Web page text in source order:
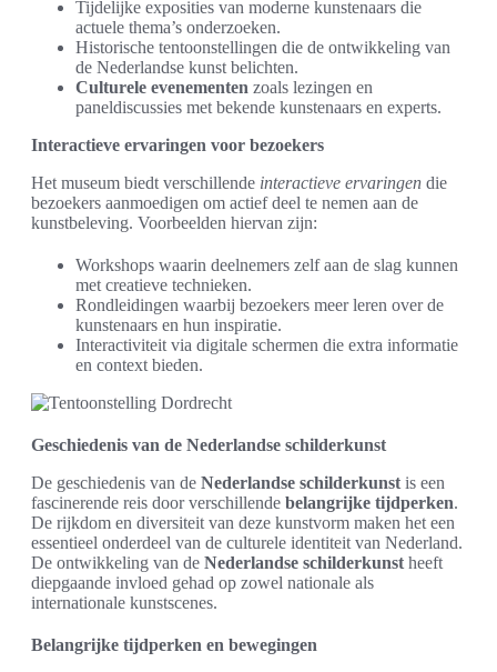
Tijdelijke exposities van moderne kunstenaars die
actuele thema’s onderzoeken.
Historische tentoonstellingen die de ontwikkeling van
de Nederlandse kunst belichten.
Culturele evenementen zoals lezingen en
paneldiscussies met bekende kunstenaars en experts.
Interactieve ervaringen voor bezoekers
Het museum biedt verschillende interactieve ervaringen die
bezoekers aanmoedigen om actief deel te nemen aan de
kunstbeleving. Voorbeelden hiervan zijn:
Workshops waarin deelnemers zelf aan de slag kunnen
met creatieve technieken.
Rondleidingen waarbij bezoekers meer leren over de
kunstenaars en hun inspiratie.
Interactiviteit via digitale schermen die extra informatie
en context bieden.
Geschiedenis van de Nederlandse schilderkunst
De geschiedenis van de Nederlandse schilderkunst is een
fascinerende reis door verschillende belangrijke tijdperken.
De rijkdom en diversiteit van deze kunstvorm maken het een
essentieel onderdeel van de culturele identiteit van Nederland.
De ontwikkeling van de Nederlandse schilderkunst heeft
diepgaande invloed gehad op zowel nationale als
internationale kunstscenes.
Belangrijke tijdperken en bewegingen